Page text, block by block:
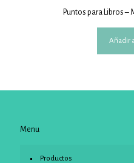
Puntos para Libros –
Añadir
Menu
Productos